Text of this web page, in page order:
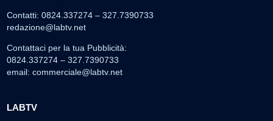
Contatti: 0824.337274 – 327.7390733
redazione@labtv.net
Contattaci per la tua Pubblicità:
0824.337274 – 327.7390733
email: commerciale@labtv.net
LABTV